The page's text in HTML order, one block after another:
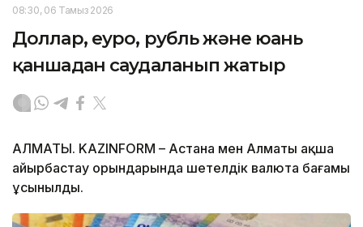
08:30, 06 Тамыз 2026
Доллар, еуро, рубль және юань
қаншадан саудаланып жатыр
АЛМАТЫ. KAZINFORM – Астана мен Алматы ақша
айырбастау орындарында шетелдік валюта бағамы
ұсынылды.